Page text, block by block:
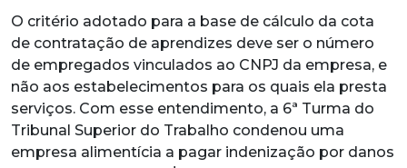
O critério adotado para a base de cálculo da cota
de contratação de aprendizes deve ser o número
de empregados vinculados ao CNPJ da empresa, e
não aos estabelecimentos para os quais ela presta
serviços. Com esse entendimento, a 6ª Turma do
Tribunal Superior do Trabalho condenou uma
empresa alimentícia a pagar indenização por danos